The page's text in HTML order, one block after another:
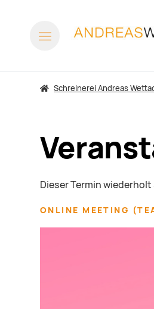
Schreinerei Andreas
Dieser Termin
ONLINE MEETING (